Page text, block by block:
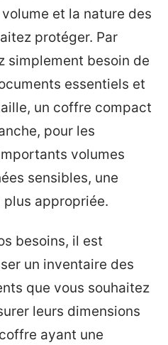
et la nature des
protéger. Par
simplement besoin de
essentiels et
un coffre compact
pour les
volumes
sensibles, une
appropriée.
besoins, il est
un inventaire des
que vous souhaitez
leurs dimensions
ayant une